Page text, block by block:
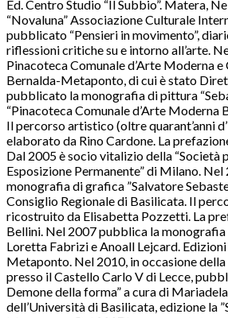
Ed. Centro Studio “Il Subbio”. Matera,
“Novaluna” Associazione Culturale
pubblicato “Pensieri in movimento”,
riflessioni critiche su e intorno all’arte.
Pinacoteca Comunale d’Arte Moderna
Bernalda-Metaponto, di cui è stato
pubblicato la monografia di pittura
“Pinacoteca Comunale d’Arte Moderna
Il percorso artistico (oltre quarant’anni
elaborato da Rino Cardone. La
Dal 2005 è socio vitalizio della “Società
Esposizione Permanente” di Milano.
monografia di grafica ”Salvatore
Consiglio Regionale di Basilicata. Il
ricostruito da Elisabetta Pozzetti. La
Bellini. Nel 2007 pubblica la monografia
Loretta Fabrizi e Anoall Lejcard. Edizioni
Metaponto. Nel 2010, in occasione
presso il Castello Carlo V di Lecce,
Demone della forma” a cura di
dell’Università di Basilicata, edizione la